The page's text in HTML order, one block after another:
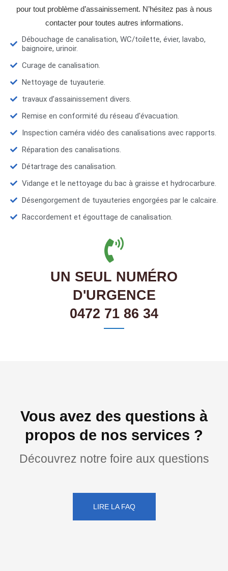
pour tout problème d’assainissement. N’hésitez pas à nous
contacter pour toutes autres informations.
Débouchage de canalisation, WC/toilette, évier, lavabo,
baignoire, urinoir.
Curage de canalisation.
Nettoyage de tuyauterie.
travaux d’assainissement divers.
Remise en conformité du réseau d'évacuation.
Inspection caméra vidéo des canalisations avec rapports.
Réparation des canalisations.
Détartrage des canalisation.
Vidange et le nettoyage du bac à graisse et hydrocarbure.
Désengorgement de tuyauteries engorgées par le calcaire.
Raccordement et égouttage de canalisation.
UN SEUL NUMÉRO
D'URGENCE
0472 71 86 34
Vous avez des questions à
propos de nos services ?
Découvrez notre foire aux questions
LIRE LA FAQ